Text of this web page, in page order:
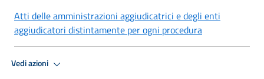
Atti delle amministrazioni aggiudicatrici e degli enti
aggiudicatori distintamente per ogni procedura
Vedi azioni